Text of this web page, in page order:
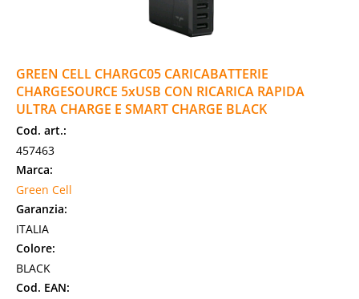
GREEN CELL CHARGC05 CARICABATTERIE
CHARGESOURCE 5xUSB CON RICARICA RAPIDA
ULTRA CHARGE E SMART CHARGE BLACK
Cod. art.:
457463
Marca:
Green Cell
Garanzia:
ITALIA
Colore:
BLACK
Cod. EAN: